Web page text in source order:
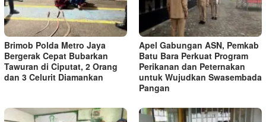
Brimob Polda Metro Jaya
Bergerak Cepat Bubarkan
Tawuran di Ciputat, 2 Orang
dan 3 Celurit Diamankan
Apel Gabungan ASN, Pemkab
Batu Bara Perkuat Program
Perikanan dan Peternakan
untuk Wujudkan Swasembada
Pangan